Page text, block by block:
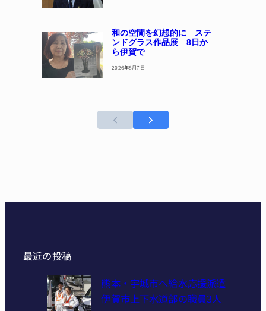
和の空間を幻想的に ステ
ンドグラス作品展 8日か
ら伊賀で
2026年8月7日
最近の投稿
熊本・宇城市へ給水応援派遣
伊賀市上下水道部の職員3人